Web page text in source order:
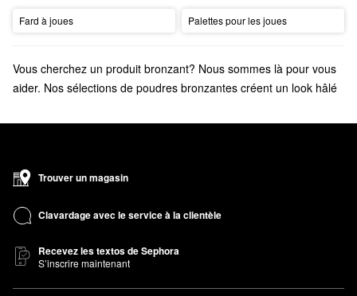
Fard à joues Palettes pour les joues
Vous cherchez un produit bronzant? Nous sommes là pour vous
aider. Nos sélections de poudres bronzantes créent un look hâlé
Trouver un magasin
Clavardage avec le service à la clientèle
Recevez les textos de Sephora
S’inscrire maintenant